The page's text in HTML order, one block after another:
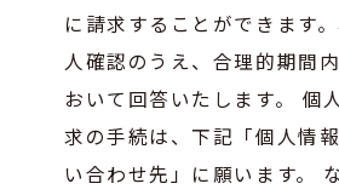
に請求することができます
人確認のうえ、合理的期間
おいて回答いたします。 個
求の手続は、下記「個人情
い合わせ先」に願います。